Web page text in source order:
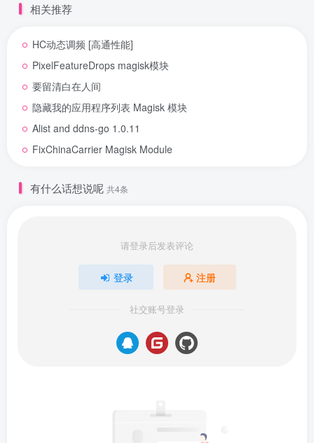
相关推荐
HC动态调频 [高通性能]
PixelFeatureDrops magisk模块
要留清白在人间
隐藏我的应用程序列表 Magisk 模块
Alist and ddns-go 1.0.11
FixChinaCarrier Magisk Module
有什么话想说呢 共4条
请登录后发表评论
登录 注册
社交账号登录